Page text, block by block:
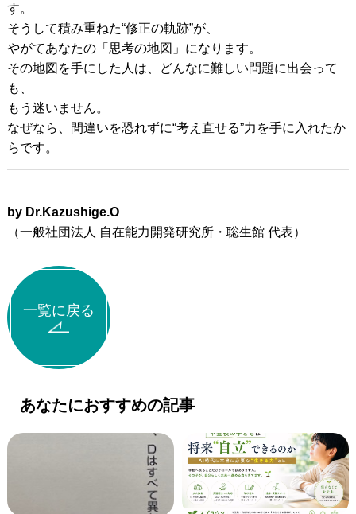
す。
そうして積み重ねた“修正の軌跡”が、
やがてあなたの「思考の地図」になります。
その地図を手にした人は、どんなに難しい問題に出会って
も、
もう迷いません。
なぜなら、間違いを恐れずに“考え直せる”力を手に入れたか
らです。
by Dr.Kazushige.O
（一般社団法人 自在能力開発研究所・聡生館 代表）
一覧に戻る
あなたにおすすめの記事